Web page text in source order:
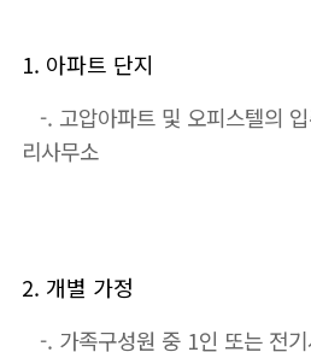
1. 아파트 단지
-. 고압아파트 및 오피스텔의
리사무소
2. 개별 가정
-. 가족구성원 중 1인 또는 전